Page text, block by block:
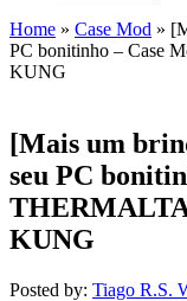
Home » Case Mod »
PC bonitinho – Case
KUNG
[Mais um
seu PC
KUNG
Posted by: Tiago R.S.